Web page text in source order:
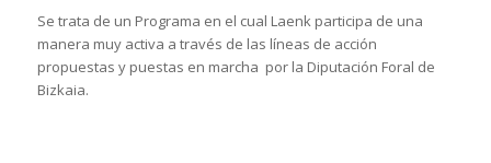
Se trata de un Programa en el cual Laenk participa de una
manera muy activa a través de las líneas de acción
propuestas y puestas en marcha por la Diputación Foral de
Bizkaia.